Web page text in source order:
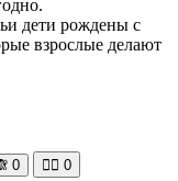
дети рождены с
взрослые делают
0 🧘‍♀️ 0